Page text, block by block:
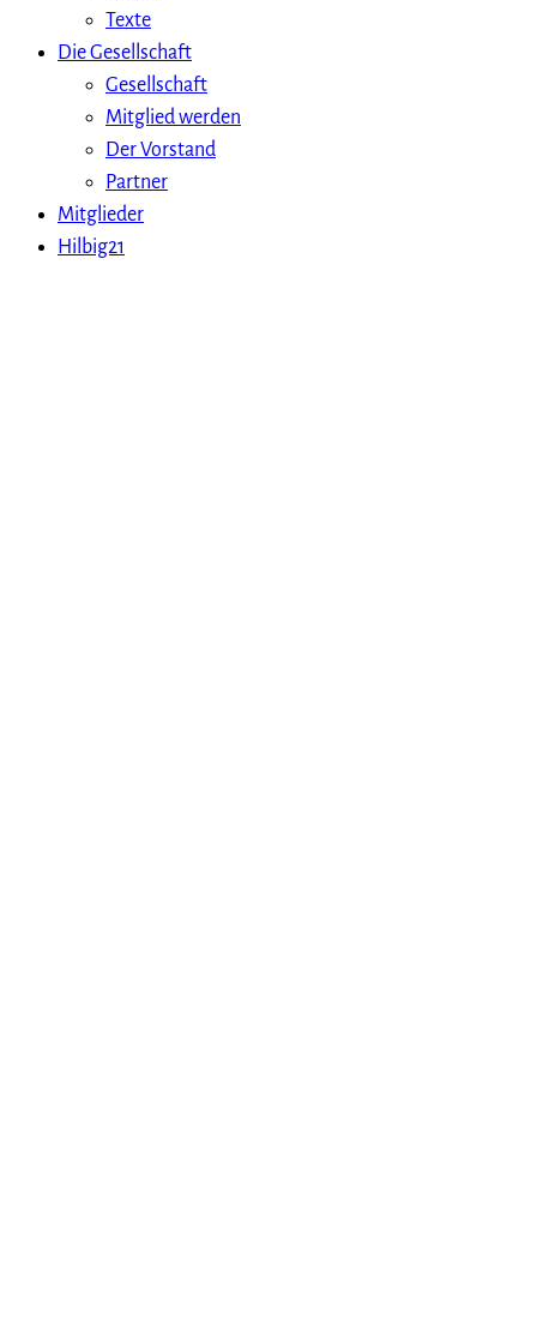
Texte
Die Gesellschaft
Gesellschaft
Mitglied werden
Der Vorstand
Partner
Mitglieder
Hilbig21